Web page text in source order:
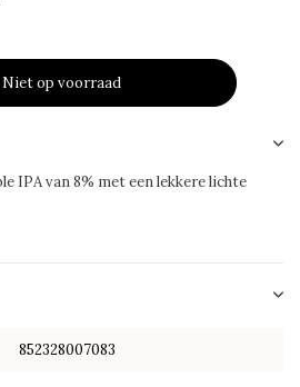
Niet op voorraad
IPA van 8% met een lekkere lichte
852328007083